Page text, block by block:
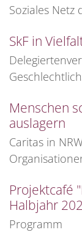
Soziales Netz
SkF in
Menschen
auslagern
Caritas in
Projektcafé
Halbjahr
Programm